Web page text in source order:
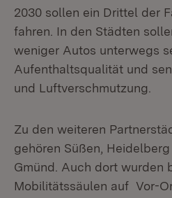
2030 sollen ein Drittel der
fahren. In den Städten
weniger Autos unterwegs
Aufenthaltsqualität und
und Luftverschmutzung.
Zu den weiteren
gehören Süßen,
Gmünd. Auch dort wurden
Mobilitätssäulen auf Vor-